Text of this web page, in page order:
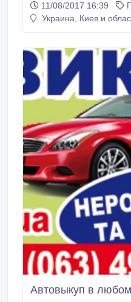
новый выхлоп, и др..
11/08/2017 16:39
Украина, Киев и
Автовыкуп в